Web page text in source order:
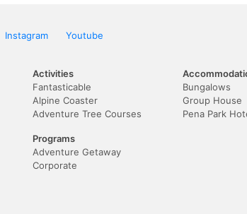
Instagram Youtube
Activities
Fantasticable
Alpine Coaster
Adventure Tree Courses
Programs
Adventure Getaway
Corporate
Bungalows
Group House
Pena Park